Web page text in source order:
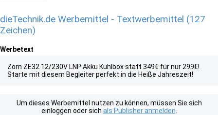
dieTechnik.de Werbemittel - Textwerbemittel (127
Zeichen)
Werbetext
Zorn ZE32 12/230V LNP Akku Kühlbox statt 349€ für nur 299€!
Starte mit diesem Begleiter perfekt in die Heiße Jahreszeit!
Um dieses Werbemittel nutzen zu können, müssen Sie sich
einloggen oder sich als Publisher anmelden